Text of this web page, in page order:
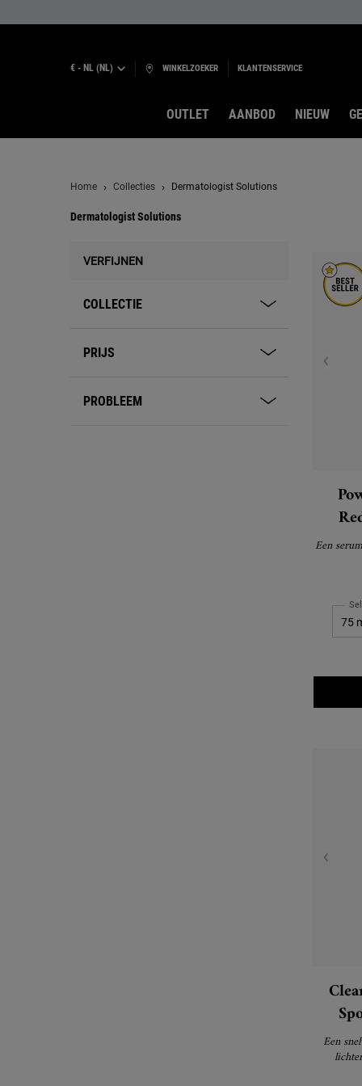
€ - NL (NL) WINKELZOEKER KLANTENSERVICE
OUTLET AANBOD NIEUW
Home Collecties Dermatologist Solutions
Dermatologist Solutions
VERFIJNEN
COLLECTIE
PRIJS
PROBLEEM
Een
Een